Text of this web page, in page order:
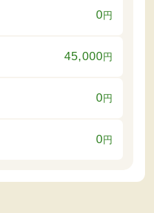
0円
45,000円
0円
0円